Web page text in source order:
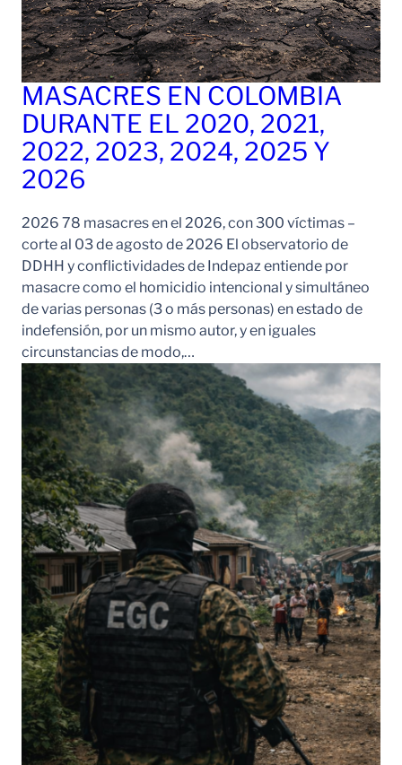
MASACRES EN COLOMBIA
DURANTE EL 2020, 2021,
2022, 2023, 2024, 2025 Y
2026
2026 78 masacres en el 2026, con 300 víctimas –
corte al 03 de agosto de 2026 El observatorio de
DDHH y conflictividades de Indepaz entiende por
masacre como el homicidio intencional y simultáneo
de varias personas (3 o más personas) en estado de
indefensión, por un mismo autor, y en iguales
circunstancias de modo,…